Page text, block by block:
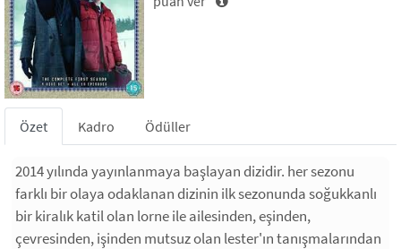
Özet Kadro Ödüller
2014 yılında yayınlanmaya başlayan dizidir. her sezonu
farklı bir olaya odaklanan dizinin ilk sezonunda soğukkanlı
bir kiralık katil olan lorne ile ailesinden, eşinden,
çevresinden, işinden mutsuz olan lester'ın tanışmalarından